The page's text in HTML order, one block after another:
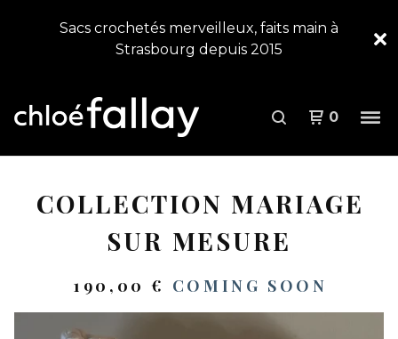
Sacs crochetés merveilleux, faits main à
Strasbourg depuis 2015
0
COLLECTION MARIAGE
SUR MESURE
190,00€ COMING SOON